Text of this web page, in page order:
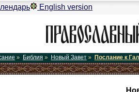
English version
» Библия » Новый Завет » Послание к